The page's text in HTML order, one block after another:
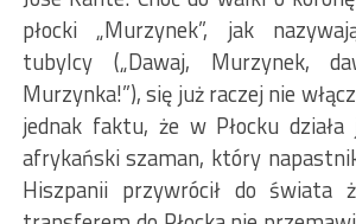
płocki „Murzynek”, jak
tubylcy („Dawaj, Murzynek,
Murzynka!”), się już raczej nie
jednak faktu, że w Płocku
afrykański szaman, który
Hiszpanii przywrócił do świata